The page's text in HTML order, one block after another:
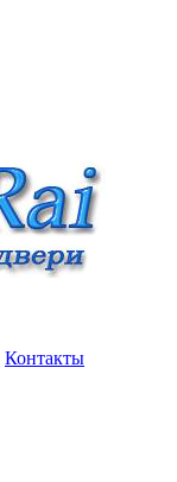
Контакты